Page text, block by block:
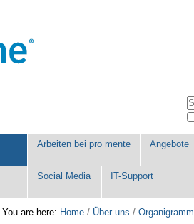
Arbeiten bei pro mente Angebote
Social Media IT-Support
You are here: Home / Über uns / Organigramm